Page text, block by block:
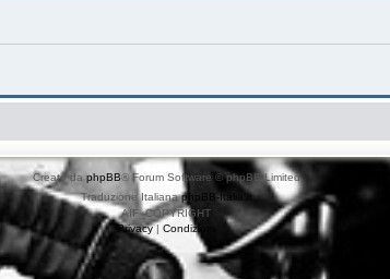
Creato daphpBB® Forum Software © phpBB Limited
Traduzione ItalianaphpBB-Italia.it
AIF_COPYRIGHT
Privacy| Condizioni